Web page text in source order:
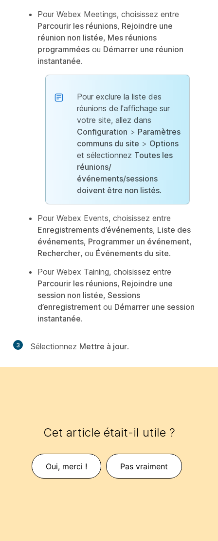
Pour Webex Meetings, choisissez entre
Parcourir les réunions, Rejoindre une
réunion non listée, Mes réunions
programmées ou Démarrer une réunion
instantanée.
Pour exclure la liste des
réunions de l'affichage sur
votre site, allez dans
Configuration > Paramètres
communs du site > Options
et sélectionnez Toutes les
réunions/
événements/sessions
doivent être non listés.
Pour Webex Events, choisissez entre
Enregistrements d’événements, Liste des
événements, Programmer un événement,
Rechercher, ou Événements du site.
Pour Webex Taining, choisissez entre
Parcourir les réunions, Rejoindre une
session non listée, Sessions
d’enregistrement ou Démarrer une session
instantanée.
3 Sélectionnez Mettre à jour.
Cet article était-il utile ?
Oui, merci ! Pas vraiment